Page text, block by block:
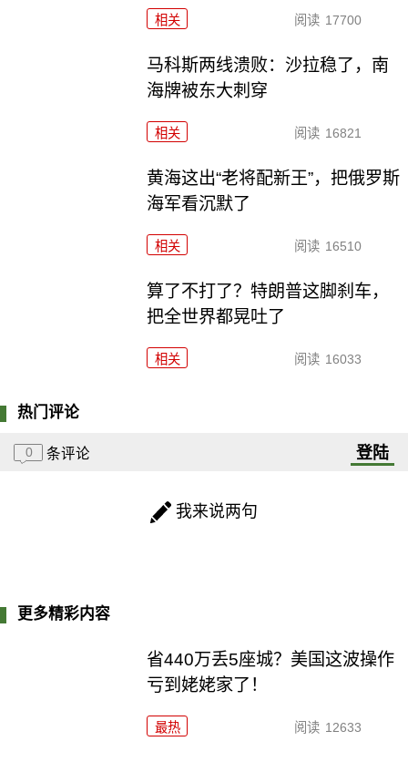
相关 阅读 17700
马科斯两线溃败：沙拉稳了，南
海牌被东大刺穿
相关 阅读 16821
黄海这出“老将配新王”，把俄罗斯
海军看沉默了
相关 阅读 16510
算了不打了？特朗普这脚刹车，
把全世界都晃吐了
相关 阅读 16033
热门评论
0 条评论 登陆
我来说两句
更多精彩内容
省440万丢5座城？美国这波操作
亏到姥姥家了！
最热 阅读 12633